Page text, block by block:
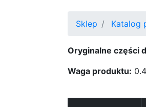
Sklep Katalog
Oryginalne części
Waga produktu: